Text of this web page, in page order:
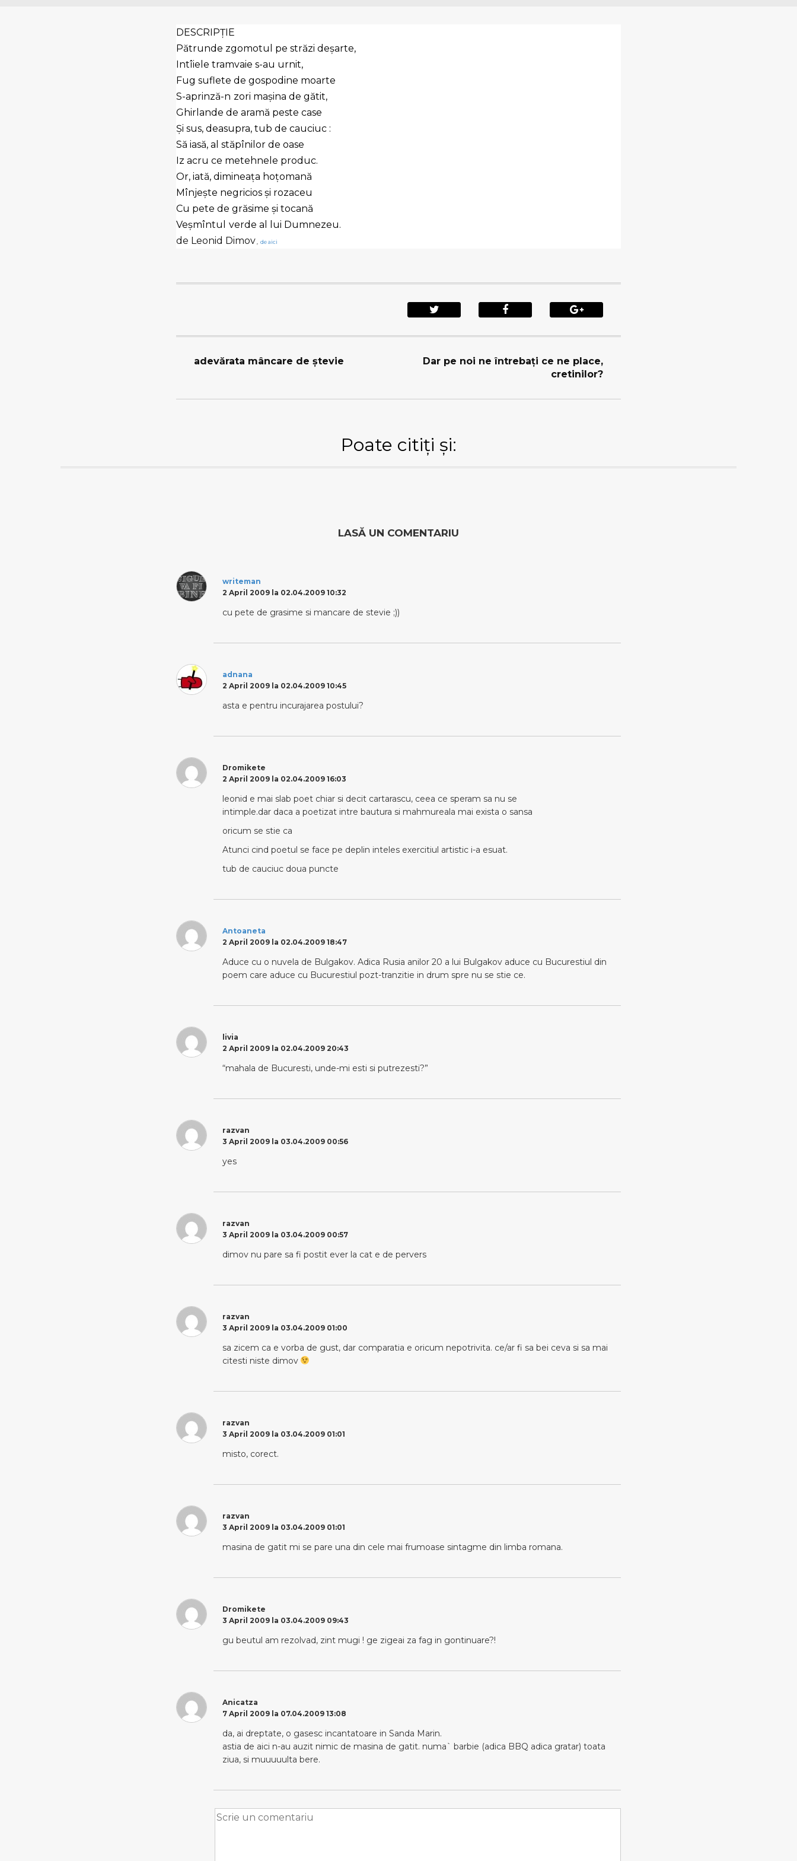
DESCRIPŢIE
Pătrunde zgomotul pe străzi deşarte,
Intîiele tramvaie s-au urnit,
Fug suflete de gospodine moarte
S-aprinză-n zori maşina de gătit,
Ghirlande de aramă peste case
Şi sus, deasupra, tub de cauciuc :
Să iasă, al stăpînilor de oase
Iz acru ce metehnele produc.
Or, iată, dimineaţa hoţomană
Mînjeşte negricios şi rozaceu
Cu pete de grăsime şi tocană
Veşmîntul
verde al lui Dumnezeu.
de Leonid Dimov
de aici
adevărata mâncare de ştevie
Dar pe noi ne întrebaţi ce ne place,
cretinilor?
Poate citiți și:
LASĂ UN COMENTARIU
writeman
2 April 2009 la 02.04.2009 10:32
cu pete de grasime si mancare de stevie ;))
adnana
2 April 2009 la 02.04.2009 10:45
asta e pentru incurajarea postului?
Dromikete
2 April 2009 la 02.04.2009 16:03
leonid e mai slab poet chiar si decit cartarascu, ceea ce speram sa nu se
intimple.dar daca a poetizat intre bautura si mahmureala mai exista o sansa
oricum se stie ca
Atunci cind poetul se face pe deplin inteles exercitiul artistic i-a esuat.
tub de cauciuc doua puncte
Antoaneta
2 April 2009 la 02.04.2009 18:47
Aduce cu o nuvela de Bulgakov. Adica Rusia anilor 20 a lui Bulgakov aduce cu Bucurestiul din
poem care aduce cu Bucurestiul pozt-tranzitie in drum spre nu se stie ce.
livia
2 April 2009 la 02.04.2009 20:43
“mahala de Bucuresti, unde-mi esti si putrezesti?”
razvan
3 April 2009 la 03.04.2009 00:56
yes
razvan
3 April 2009 la 03.04.2009 00:57
dimov nu pare sa fi postit ever la cat e de pervers
razvan
3 April 2009 la 03.04.2009 01:00
sa zicem ca e vorba de gust, dar comparatia e oricum nepotrivita. ce/ar fi sa bei ceva si sa mai
citesti niste dimov
razvan
3 April 2009 la 03.04.2009 01:01
misto, corect.
razvan
3 April 2009 la 03.04.2009 01:01
masina de gatit mi se pare una din cele mai frumoase sintagme din limba romana.
Dromikete
3 April 2009 la 03.04.2009 09:43
gu beutul am rezolvad, zint mugi ! ge zigeai za fag in gontinuare?!
Anicatza
7 April 2009 la 07.04.2009 13:08
da, ai dreptate, o gasesc incantatoare in Sanda Marin.
astia de aici n-au auzit nimic de masina de gatit. numa` barbie (adica BBQ adica gratar) toata
ziua, si muuuuulta bere.